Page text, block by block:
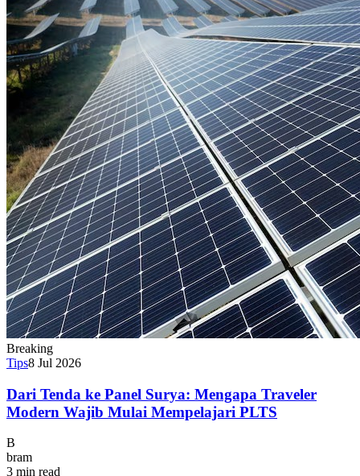
Breaking
Tips8 Jul 2026
Dari Tenda ke Panel Surya: Mengapa Traveler
Modern Wajib Mulai Mempelajari PLTS
B
bram
3 min read